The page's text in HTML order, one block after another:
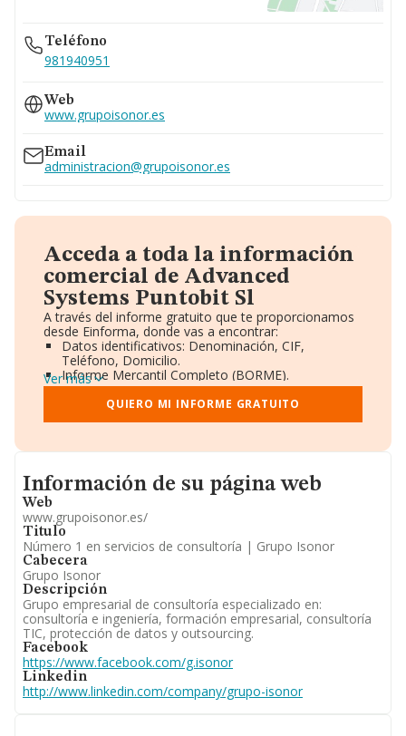
Teléfono
981940951
Web
www.grupoisonor.es
Email
administracion@grupoisonor.es
Acceda a toda la información
comercial de Advanced
Systems Puntobit Sl
A través del informe gratuito que te proporcionamos
desde Einforma, donde vas a encontrar:
Datos identificativos: Denominación, CIF,
Teléfono, Domicilio.
Informe Mercantil Completo (BORME).
Gráficos de Evolución Ventas y Empleados.
Consejo de Administración y Administradores.
Directivos y Ejecutivos.
Información oficial y registral complementaria.
Ver más
QUIERO MI INFORME GRATUITO
Informacion de su página web
Información de su página web
Web
www.grupoisonor.es/
Titulo
Número 1 en servicios de consultoría | Grupo Isonor
Cabecera
Grupo Isonor
Descripción
Grupo empresarial de consultoría especializado en:
consultoría e ingeniería, formación empresarial, consultoría
TIC, protección de datos y outsourcing.
Facebook
https://www.facebook.com/g.isonor
Linkedin
http://www.linkedin.com/company/grupo-isonor